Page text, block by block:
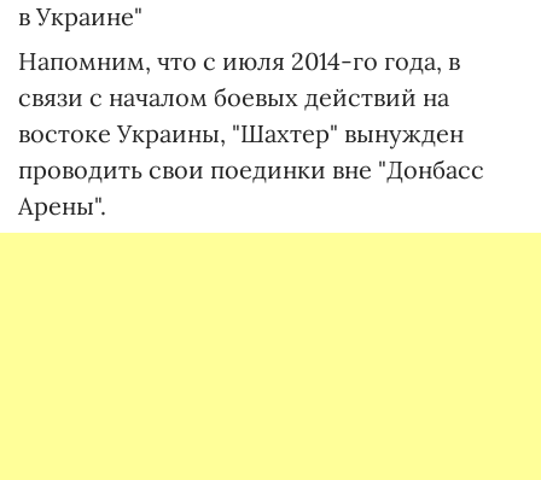
в Украине"
Напомним, что с июля 2014-го года, в
связи с началом боевых действий на
востоке Украины, "Шахтер" вынужден
проводить свои поединки вне "Донбасс
Арены".